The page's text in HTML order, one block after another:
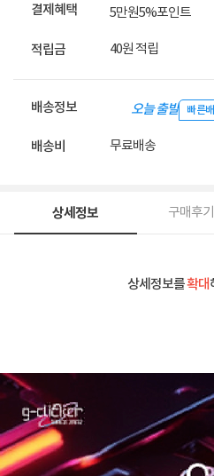
결제혜택 5만원5%포인트
적립금 40원 적립
배송정보 오늘 출발 빠른
배송비 무료배송
상세정보 구매후
상세정보를확대